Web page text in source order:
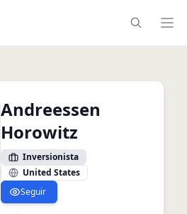
Andreessen
Horowitz
Inversionista
United States
Seguir